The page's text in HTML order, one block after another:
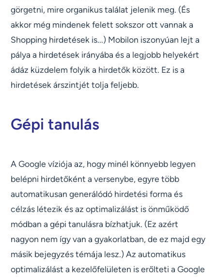
görgetni, mire organikus találat jelenik meg. (És
akkor még mindenek felett sokszor ott vannak a
Shopping hirdetések is...) Mobilon iszonyúan lejt a
pálya a hirdetések irányába és a legjobb helyekért
ádáz küzdelem folyik a hirdetők között. Ez is a
hirdetések árszintjét tolja feljebb.
Gépi tanulás
A Google víziója az, hogy minél könnyebb legyen
belépni hirdetőként a versenybe, egyre több
automatikusan generálódó hirdetési forma és
célzás létezik és az optimalizálást is önműködő
módban a gépi tanulásra bízhatjuk. (Ez azért
nagyon nem így van a gyakorlatban, de ez majd egy
másik bejegyzés témája lesz.) Az automatikus
optimalizálást a kezelőfelületen is erőlteti a Google